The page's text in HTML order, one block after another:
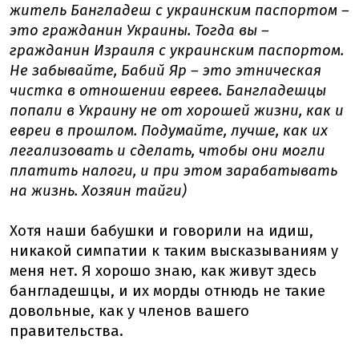
житель Бангладеш с украинским паспортом –
это гражданин Украины. Тогда вы –
гражданин Израиля с украинским паспортом.
Не забывайте, Бабий Яр – это этническая
чистка в отношении евреев. Бангладешцы
попали в Украину не от хорошей жизни, как и
евреи в прошлом. Подумайте, лучше, как их
легализовать и сделать, чтобы они могли
платить налоги, и при этом зарабатывать
на жизнь. Хозяин тайги)
Хотя наши бабушки и говорили на идиш,
никакой симпатии к таким высказываниям у
меня нет. Я хорошо знаю, как живут здесь
бангладешцы, и их морды отнюдь не такие
довольные, как у членов вашего
правительства.